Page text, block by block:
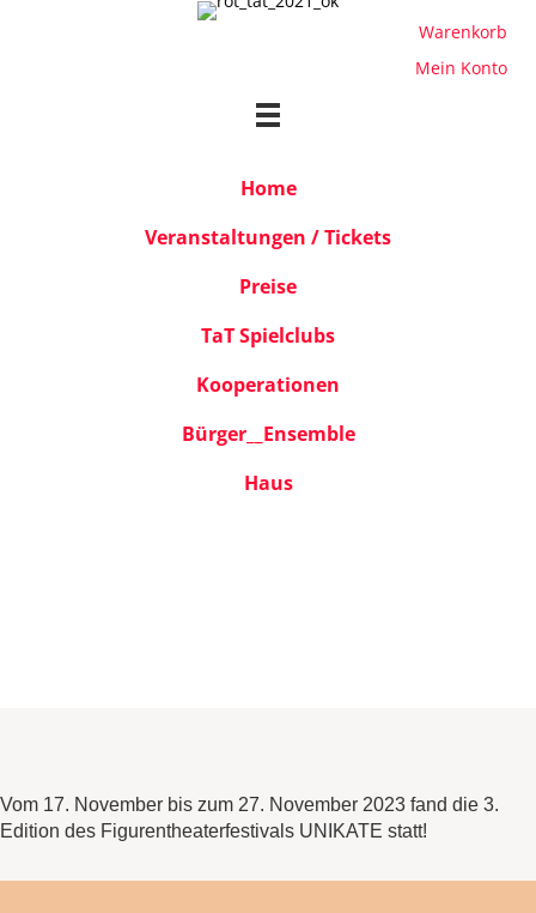
Warenkorb
Mein Konto
Home
Veranstaltungen / Tickets
Preise
TaT Spielclubs
Kooperationen
Bürger__Ensemble
Haus
Vom 17. November bis zum 27. November 2023 fand die 3.
Edition des Figurentheaterfestivals UNIKATE statt!